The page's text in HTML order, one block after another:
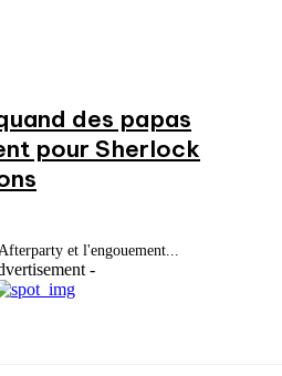
des papas
pour Sherlock
et l'engouement...
-